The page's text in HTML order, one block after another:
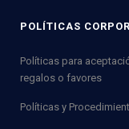
POLÍTICAS
Políticas para
regalos o favores
Políticas y